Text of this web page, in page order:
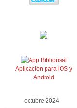
Aplicación para iOS y
Android
octubre 2024